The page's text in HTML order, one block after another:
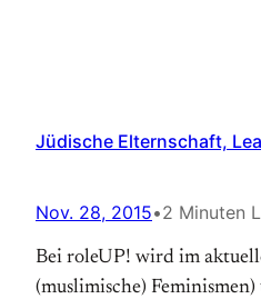
Jüdische Elternschaft,
Nov. 28, 2015•2 Minuten
Bei roleUP! wird im
(muslimische)